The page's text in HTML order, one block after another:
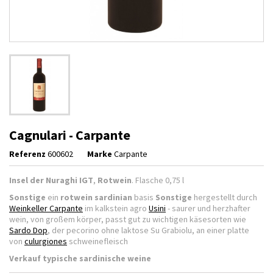
Cagnulari - Carpante
Referenz 600602 Marke Carpante
Insel der Nuraghi IGT, Rotwein. Flasche 0,75 l
Sonstige ein rotwein sardinian basis Sonstige hergestellt durch
Weinkeller Carpante im kalkstein agro Usini - saurer und herzhafter
wein, von großem körper, passt gut zu wichtigen käsesorten wie
Sardo Dop, der pecorino ohne laktose Su Grabiolu, an einer platte
von culurgiones schweinefleisch
Verkauf typische sardinische weine